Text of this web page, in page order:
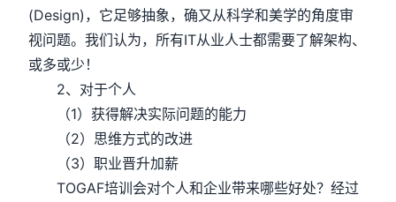
(Design)，它足够抽象，确又从科学和美学的角度审
视问题。我们认为，所有IT从业人士都需要了解架构、
或多或少！
2、对于个人
（1）获得解决实际问题的能力
（2）思维方式的改进
（3）职业晋升加薪
TOGAF培训会对个人和企业带来哪些好处？经过